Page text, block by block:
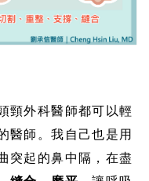
頸外科醫師都可以輕
醫師。我自己也是用
突起的鼻中隔，在盡